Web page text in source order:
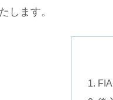
します。